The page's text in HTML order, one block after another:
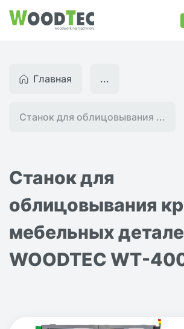
Главная
Станок для облицовывания ...
...
Станок для
облицовывания
мебельных
WOODTEC WT-